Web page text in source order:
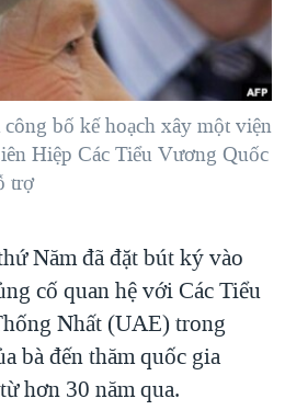
TẠI DẢI GAZA
ĐƯỜNG
Ở VIỆT NAM
KIM TẠI VIỆT NAM
PHỦ VIỆT NAM
bố kế hoạch xây một viện
Hiệp Các Tiểu Vương Quốc
trợ
Năm đã đặt bút ký vào
cố quan hệ với Các Tiểu
Nhất (UAE) trong
bà đến thăm quốc gia
hơn 30 năm qua.